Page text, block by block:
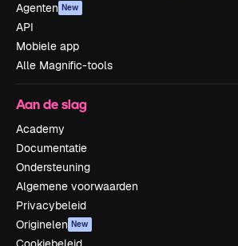
Agenten New
API
Mobiele app
Alle Magnific-tools
Aan de slag
Academy
Documentatie
Ondersteuning
Algemene voorwaarden
Privacybeleid
Originelen New